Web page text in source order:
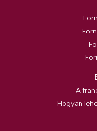
A
Hogyan